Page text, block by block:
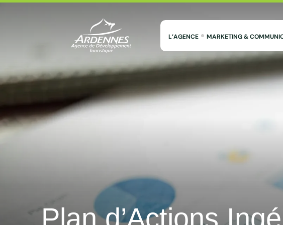
ADT des Ardennes Pro
L’AGENCE MARKETING &
Plan d’Actions